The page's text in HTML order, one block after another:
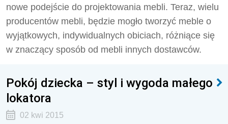
nowe podejście do projektowania mebli. Teraz, wielu
producentów mebli, będzie mogło tworzyć meble o
wyjątkowych, indywidualnych obiciach, różniące się
w znaczący sposób od mebli innych dostawców.
Pokój dziecka – styl i wygoda małego
lokatora
02 kwi 2015